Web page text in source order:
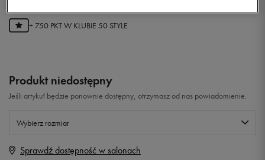
+ 750 PKT W KLUBIE 50 STYLE
Produkt niedostępny
Jeśli artykuł będzie ponownie dostępny, otrzymasz od nas powiadomienie.
Wybierz rozmiar
Rozmiary EU
Sprawdź dostępność w salonach